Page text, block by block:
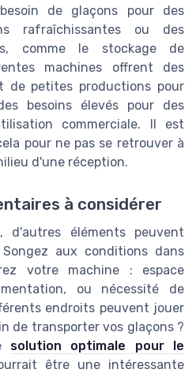
de glaçons pour des
rafraîchissantes ou des
comme le stockage de
machines offrent des
de petites productions pour
besoins élevés pour des
commerciale. Il est
pour ne pas se retrouver à
d'une réception.
à considérer
d'autres éléments peuvent
aux conditions dans
votre machine : espace
ou nécessité de
endroits peuvent jouer
de transporter vos glaçons ?
solution optimale pour le
être une intéressante